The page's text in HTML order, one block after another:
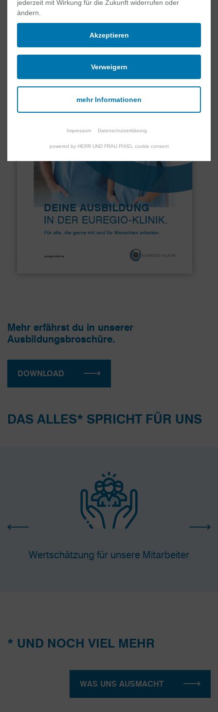
Mehr erfährst du in unserer
Ausbildungsbroschüre.
DOWNLOAD
DAS ALLES* SPRICHT FÜR UNS
Wertschätzung für unsere Mitarbeiter
* UND NOCH VIEL MEHR
WAS UNS AUSMACHT
jederzeit mit Wirkung für die Zukunft widerrufen oder
ändern.
Akzeptieren
Verweigern
mehr Informationen
Impressum Datenschutzerklärung
powered by HERR UND FRAU PIXEL cookie consent